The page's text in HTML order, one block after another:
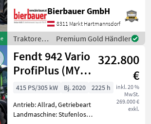
Kleinanzeigen
Zapfwellendrehzahl:
540/540E/1000/1000E,
Höchstgeschwindigkeit in
km/h: 50 km/h, Aufla
Bierbauer GmbH
8311 Markt Hartmannsdorf
Traktoren
/ Steyr
Premium Gold Händler
Fendt 942 Vario
ProfiPlus (MY
2020)
322.800
€
inkl. 20 %
MwSt.
269.000 €
exkl.
415 PS/305 kW Bj. 2020
2225 h
Antrieb: Allrad, Getriebeart
Landmaschine: Stufenloses